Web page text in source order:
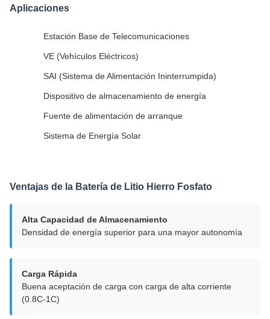
Aplicaciones
Estación Base de Telecomunicaciones
VE (Vehículos Eléctricos)
SAI (Sistema de Alimentación Ininterrumpida)
Dispositivo de almacenamiento de energía
Fuente de alimentación de arranque
Sistema de Energía Solar
Ventajas de la Batería de Litio Hierro Fosfato
Alta Capacidad de Almacenamiento
Densidad de energía superior para una mayor autonomía
Carga Rápida
Buena aceptación de carga con carga de alta corriente
(0.8C-1C)